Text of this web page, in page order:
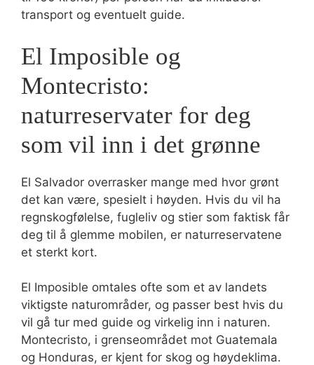
transport og eventuelt guide.
El Imposible og
Montecristo:
naturreservater for deg
som vil inn i det grønne
El Salvador overrasker mange med hvor grønt
det kan være, spesielt i høyden. Hvis du vil ha
regnskogfølelse, fugleliv og stier som faktisk får
deg til å glemme mobilen, er naturreservatene
et sterkt kort.
El Imposible omtales ofte som et av landets
viktigste naturområder, og passer best hvis du
vil gå tur med guide og virkelig inn i naturen.
Montecristo, i grenseområdet mot Guatemala
og Honduras, er kjent for skog og høydeklima.